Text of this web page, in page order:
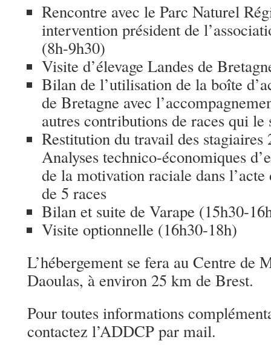
Rencontre avec le Parc Naturel
intervention président de
(8h-9h30)
Visite d’élevage Landes de
Bilan de l’utilisation de la boîte
de Bretagne avec
autres contributions de races qui
Restitution du travail des
Analyses technico-économiques
de la motivation raciale dans l’acte
de 5 races
Bilan et suite de Varape (15h30-
Visite optionnelle (16h30-18h)
L’hébergement se fera au Centre de
Daoulas, à environ 25 km de Brest.
Pour toutes informations
contactez l’ADDCP par mail.